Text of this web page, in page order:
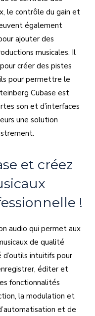
le contrôle du gain et
également
ajouter des
musicales. Il
créer des pistes
pour permettre le
Cubase est
son et d’interfaces
une solution
et créez
!
audio qui permet aux
de qualité
intuitifs pour
éditer et
fonctionnalités
la modulation et
et de